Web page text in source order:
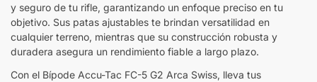
y seguro de tu rifle, garantizando un enfoque preciso en tu
objetivo. Sus patas ajustables te brindan versatilidad en
cualquier terreno, mientras que su construcción robusta y
duradera asegura un rendimiento fiable a largo plazo.
Con el Bípode Accu-Tac FC-5 G2 Arca Swiss, lleva tus